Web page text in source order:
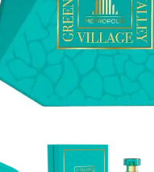
щоб збільшити